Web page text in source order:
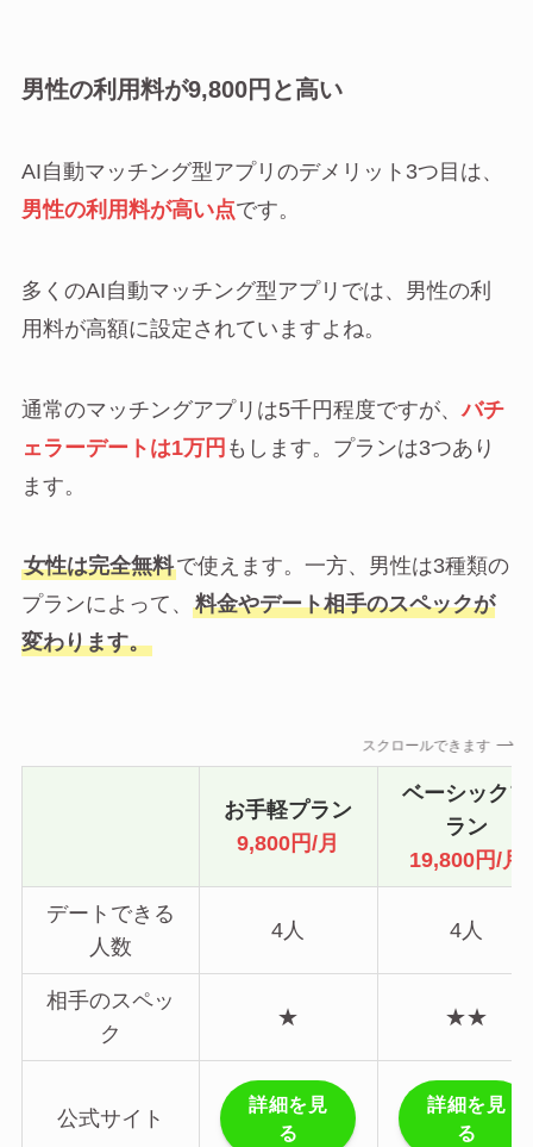
男性の利用料が9,800円と高い
AI自動マッチング型アプリのデメリット3つ目は、
男性の利用料が高い点です。
多くのAI自動マッチング型アプリでは、男性の利
用料が高額に設定されていますよね。
通常のマッチングアプリは5千円程度ですが、バチ
ェラーデートは1万円 もします。プランは3つあり
ます。
女性は完全無料で使えます。一方、男性は3種類の
プランによって、 料金やデート相手のスペックが
変わります。
スクロールできます
お手軽プラン
9,800円/月
ベーシックプ
ラン
19,800円/月
デートできる
人数
4人 4人
相手のスペッ
ク
★ ★★
公式サイト
詳細を見
る
詳細を見
る